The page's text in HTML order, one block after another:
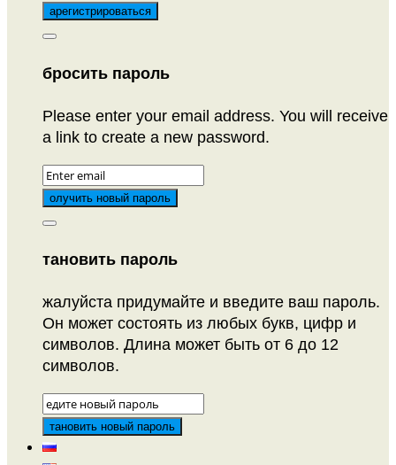
бросить пароль
Please enter your email address. You will receive
a link to create a new password.
тановить пароль
жалуйста придумайте и введите ваш пароль.
Он может состоять из любых букв, цифр и
символов. Длина может быть от 6 до 12
символов.